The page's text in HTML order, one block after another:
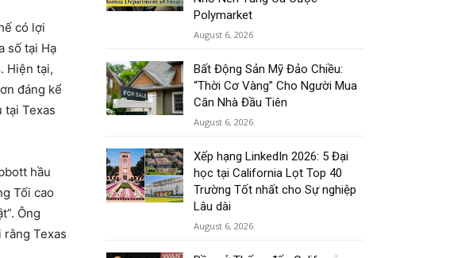
có lợi
số tại Hạ
Hiện tại,
đáng kể
tại Texas
hầu
Tối cao
Ông
Texas
Polymarket
August 6, 2026
Bất Động Sản Mỹ Đảo Chiều:
“Thời Cơ Vàng” Cho Người Mua
Căn Nhà Đầu Tiên
August 6, 2026
Xếp hạng LinkedIn 2026: 5 Đại
học tại California Lọt Top 40
Trường Tốt nhất cho Sự nghiệp
Lâu dài
August 6, 2026